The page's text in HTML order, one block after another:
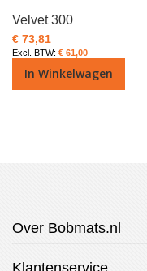
Velvet 300
€ 73,81
€ 61,00
In Winkelwagen
Over Bobmats.nl
Klantenservice